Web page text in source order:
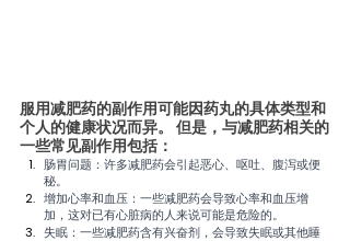
服用减肥药的副作用可能因药丸的具体类型和
个人的健康状况而异。 但是，与减肥药相关的
一些常见副作用包括：
肠胃问题：许多减肥药会引起恶心、呕吐、腹泻或便
秘。
增加心率和血压：一些减肥药会导致心率和血压增
加，这对已有心脏病的人来说可能是危险的。
失眠：一些减肥药含有兴奋剂，会导致失眠或其他睡